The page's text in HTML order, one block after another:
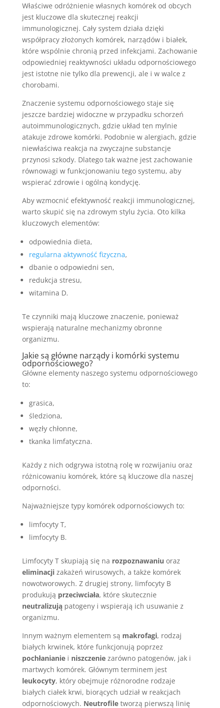
Właściwe odróżnienie własnych komórek od obcych
jest kluczowe dla skutecznej reakcji
immunologicznej. Cały system działa dzięki
współpracy złożonych komórek, narządów i białek,
które wspólnie chronią przed infekcjami. Zachowanie
odpowiedniej reaktywności układu odpornościowego
jest istotne nie tylko dla prewencji, ale i w walce z
chorobami.
Znaczenie systemu odpornościowego staje się
jeszcze bardziej widoczne w przypadku schorzeń
autoimmunologicznych, gdzie układ ten mylnie
atakuje zdrowe komórki. Podobnie w alergiach, gdzie
niewłaściwa reakcja na zwyczajne substancje
przynosi szkody. Dlatego tak ważne jest zachowanie
równowagi w funkcjonowaniu tego systemu, aby
wspierać zdrowie i ogólną kondycję.
Aby wzmocnić efektywność reakcji immunologicznej,
warto skupić się na zdrowym stylu życia. Oto kilka
kluczowych elementów:
odpowiednia dieta,
regularna aktywność fizyczna,
dbanie o odpowiedni sen,
redukcja stresu,
witamina D.
Te czynniki mają kluczowe znaczenie, ponieważ
wspierają naturalne mechanizmy obronne
organizmu.
Jakie są główne narządy i komórki systemu
odpornościowego?
Główne elementy naszego systemu odpornościowego
to:
grasica,
śledziona,
węzły chłonne,
tkanka limfatyczna.
Każdy z nich odgrywa istotną rolę w rozwijaniu oraz
różnicowaniu komórek, które są kluczowe dla naszej
odporności.
Najważniejsze typy komórek odpornościowych to:
limfocyty T,
limfocyty B.
Limfocyty T skupiają się na rozpoznawaniu oraz
eliminacjizakażeń wirusowych, a także komórek
nowotworowych. Z drugiej strony, limfocyty B
produkują przeciwciała, które skutecznie
neutralizująpatogeny i wspierają ich usuwanie z
organizmu.
Innym ważnym elementem są makrofagi, rodzaj
białych krwinek, które funkcjonują poprzez
pochłanianiei niszczeniezarówno patogenów, jak i
martwych komórek. Głównym terminem jest
leukocyty, który obejmuje różnorodne rodzaje
białych ciałek krwi, biorących udział w reakcjach
odpornościowych. Neutrofiletworzą pierwszą linię